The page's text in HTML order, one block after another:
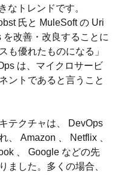
なトレンドです。
氏と MuleSoft の Uri
改善・改良することに
も優れたものになる」
は、マイクロサービ
ントであると言うこと
テクチャは、 DevOps
、 Amazon 、 Netflix 、
、 Google などの先
ました。多くの場合、